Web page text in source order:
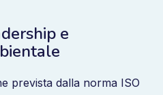
e
prevista dalla norma ISO